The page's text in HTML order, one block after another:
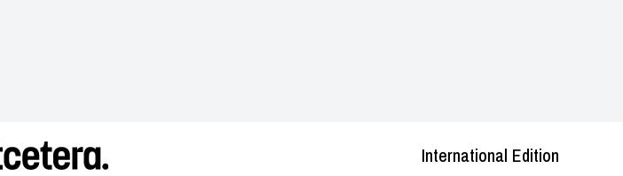
International Edition